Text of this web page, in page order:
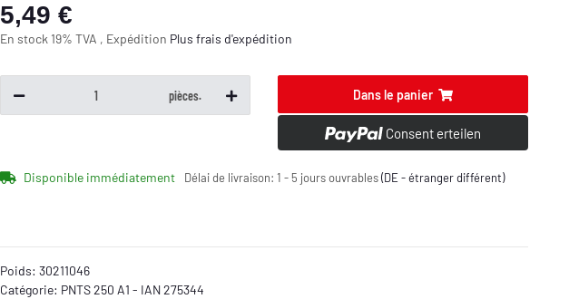
5,49 €
En stock 19% TVA , Expédition Plus frais d'expédition
pièces. Dans le panier
Consent erteilen
Disponible immédiatement Délai de livraison: 1 - 5 jours ouvrables(DE - étranger différent)
Poids: 30211046
Catégorie: PNTS 250 A1 - IAN 275344